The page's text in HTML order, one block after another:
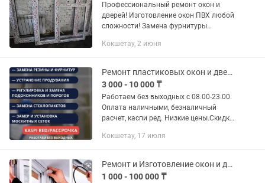
Профессиональный ремонт окон и
дверей! Изготовление окон ПВХ любой
сложности! Замена фурнитуры
уплотнителя Замена простого
откосов! ...
Кокшетау, 2 июня
Ремонт пластиковых окон и дверей
3 000 - 10 000 ₸
Работаем без выходных с 08.00-23.00.
Оплата наличными, безналичный
расчет, каспи ред. Низкие цены.Скидки
пластиковых окон,дверей. Замена
Кокшетау, 17 июля
Ремонт и Изготовление окон и дверей
1 000 - 100 000 ₸